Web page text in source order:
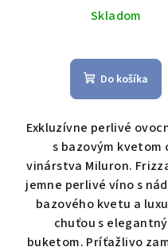
Skladom
Do košíka
Exkluzívne perlivé
s bazovým kvetom
vinárstva Miluron.
jemne perlivé víno s
bazového kvetu a
chuťou s
buketom. Príťažlivo